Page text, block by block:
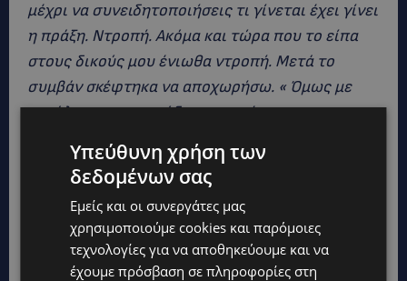
μέχρι να συνειδητοποιήσεις τι γίνεται έχει γίνει
η πράξη. Ντροπή. Ακόμα και τώρα που το είπα
στους δικούς μου ένιωθα ντροπή. Μετά το
συμβάν σκέφτηκα να αποχωρήσω. « Όμως με
αγκάλιασαν γενναιόδωροι και έντιμοι
συνέχισα στο θέατρο και τους χρωστάω ένα
μεγάλο ευχαριστώ».
Υπεύθυνη χρήση των
δεδομένων σας
Εμείς και οι συνεργάτες μας
χρησιμοποιούμε cookies και παρόμοιες
τεχνολογίες για να αποθηκεύουμε και να
έχουμε πρόσβαση σε πληροφορίες στη